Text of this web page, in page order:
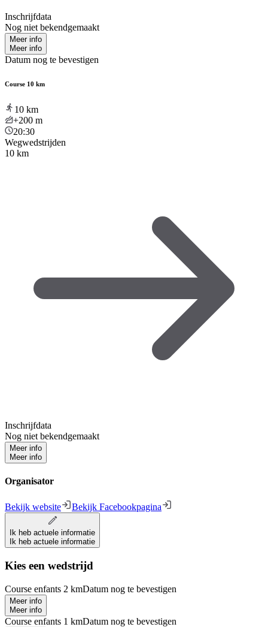
Inschrijfdata
Nog niet bekendgemaakt
Meer info
Meer info
Datum nog te bevestigen
Course 10 km
10 km
+200 m
20:30
Wegwedstrijden
10 km
Inschrijfdata
Nog niet bekendgemaakt
Meer info
Meer info
Organisator
Bekijk website Bekijk Facebookpagina
Ik heb actuele informatie
Ik heb actuele informatie
Kies een wedstrijd
Course enfants 2 kmDatum nog te bevestigen
Meer info
Meer info
Course enfants 1 kmDatum nog te bevestigen